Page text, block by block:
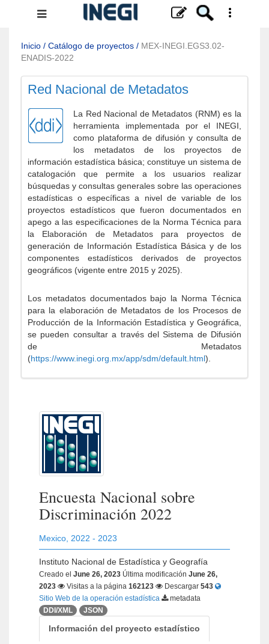
Menú
navegación
Inicio / Catálogo de proyectos / MEX-INEGI.EGS3.02-
ENADIS-2022
Red Nacional de Metadatos
La Red Nacional de Metadatos (RNM) es la
herramienta implementada por el INEGI,
como plataforma de difusión y consulta de
los metadatos de los proyectos de
información estadística básica; constituye un sistema de
catalogación que permite a los usuarios realizar
búsquedas y consultas generales sobre las operaciones
estadísticas o específicas a nivel de variable de los
proyectos estadísticos que fueron documentados en
apego a las especificaciones de la Norma Técnica para
la Elaboración de Metadatos para proyectos de
generación de Información Estadística Básica y de los
componentes estadísticos derivados de proyectos
geográficos (vigente entre 2015 y 2025).
Los metadatos documentados bajo la Norma Técnica
para la elaboración de Metadatos de los Procesos de
Producción de la Información Estadística y Geográfica,
se pueden consultar a través del Sistema de Difusión
de Metadatos
(https://www.inegi.org.mx/app/sdm/default.html).
Encuesta Nacional sobre
Discriminación 2022
Mexico 2022 - 2023
Instituto Nacional de Estadística y Geografía
Creado el June 26, 2023 Última modificación June 26,
2023
Visitas a la página 162123 Descargar 543
Sitio Web de la operación estadística
metadata
DDI/XML
JSON
Información del proyecto estadístico